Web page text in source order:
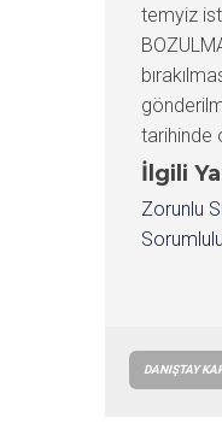
temyiz
tarihinde
İlgili
Zorunlu
DANIŞTAY